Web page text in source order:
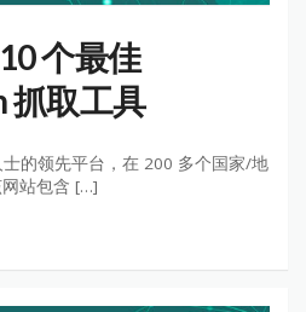
个最佳
抓取工具
的领先平台，在 200 多个国家/地
站包含 […]